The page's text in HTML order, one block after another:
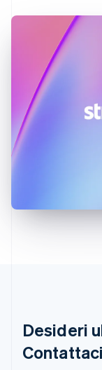
Desideri
Germania
Deutsch
Giappone
日本語
Gibilterra
English
Malaysia
English简体中文
Malta